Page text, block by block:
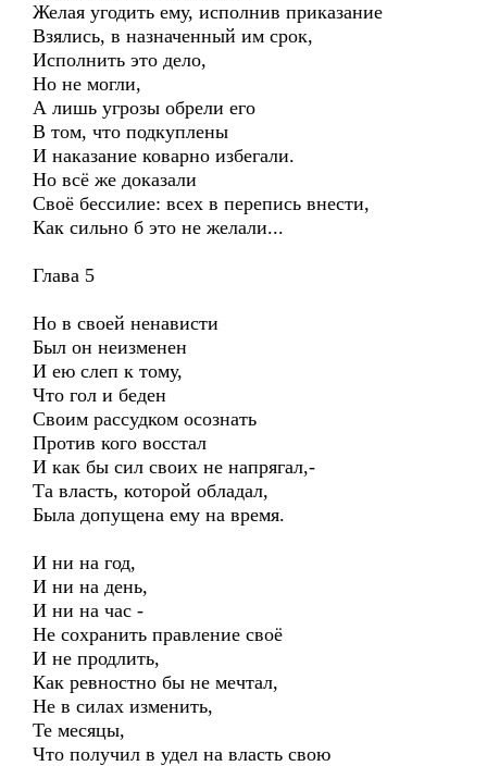
Желая угодить ему, исполнив приказание
Взялись, в назначенный им срок,
Исполнить это дело,
Но не могли,
А лишь угрозы обрели его
В том, что подкуплены
И наказание коварно избегали.
Но всё же доказали
Своё бессилие: всех в перепись внести,
Как сильно б это не желали...
Глава 5
Но в своей ненависти
Был он неизменен
И ею слеп к тому,
Что гол и беден
Своим рассудком осознать
Против кого восстал
И как бы сил своих не напрягал,-
Та власть, которой обладал,
Была допущена ему на время.
И ни на год,
И ни на день,
И ни на час -
Не сохранить правление своё
И не продлить,
Как ревностно бы не мечтал,
Не в силах изменить,
Те месяцы,
Что получил в удел на власть свою